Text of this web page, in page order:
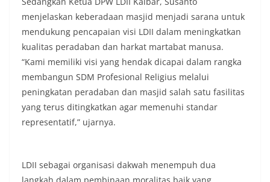
menjelaskan keberadaan masjid menjadi sarana untuk
mendukung pencapaian visi LDII dalam meningkatkan
kualitas peradaban dan harkat martabat manusa.
“Kami memiliki visi yang hendak dicapai dalam rangka
membangun SDM Profesional Religius melalui
peningkatan peradaban dan masjid salah satu fasilitas
yang terus ditingkatkan agar memenuhi standar
representatif,” ujarnya.
LDII sebagai organisasi dakwah menempuh dua